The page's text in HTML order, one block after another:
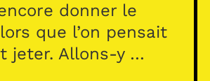
donner le
que l’on pensait
jeter. Allons-y …